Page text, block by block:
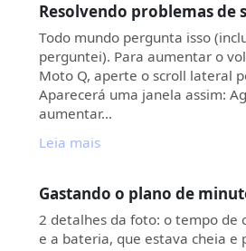
Resolvendo problemas de
Todo mundo pergunta isso
perguntei). Para aumentar o
Moto Q, aperte o scroll lateral
Aparecerá uma janela assim:
aumentar…
Leia mais
Gastando o plano de
2 detalhes da foto: o tempo de
e a bateria, que estava cheia e